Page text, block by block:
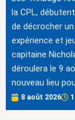
la CPL,
de décrocher
expérience et
capitaine
déroulera le 9
nouveau lieu
8 août 2026